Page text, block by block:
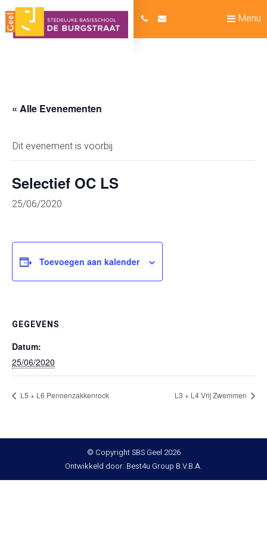
Menu
« Alle Evenementen
Dit evenement is voorbij.
Selectief OC LS
25/06/2020
Toevoegen aan kalender
GEGEVENS
Datum:
25/06/2020
L5 + L6 Pennenzakkenrock L3 + L4 Vrij Zwemmen
© Copyright SBS Geel 2026
Ontwikkeld door: Best4u Group B.V.B.A.